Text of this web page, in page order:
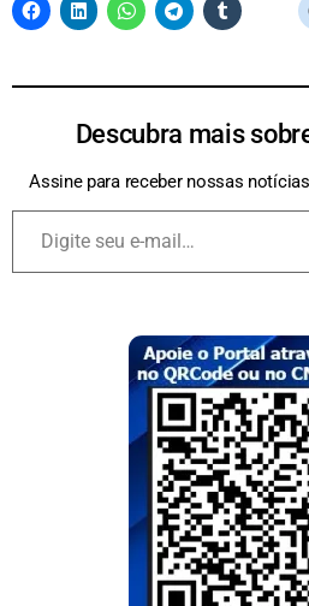
Descubra mais
Assine para receber nossas